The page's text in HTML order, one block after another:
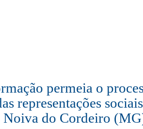
permeia o
representações
Noiva do Cordeiro